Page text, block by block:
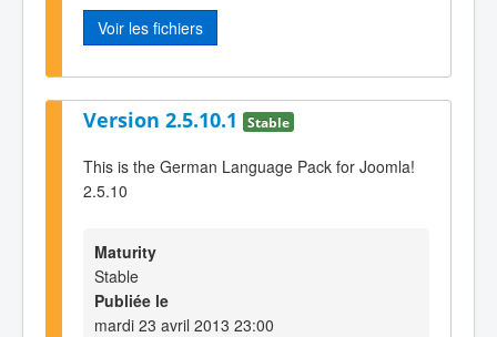
Voir les fichiers
Version 2.5.10.1 Stable
This is the German Language Pack for Joomla!
2.5.10
Maturity
Stable
Publiée le
mardi 23 avril 2013 23:00